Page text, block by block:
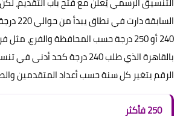
السابقة
240 أو 250 درجة حسب المحافظة والفرع،
بالقاهرة الذي طلب 240 درجة كحد
الرقم يتغير كل سنة حسب أعداد المتقدمين
250 فأكثر